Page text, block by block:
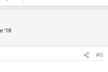
’18
#6